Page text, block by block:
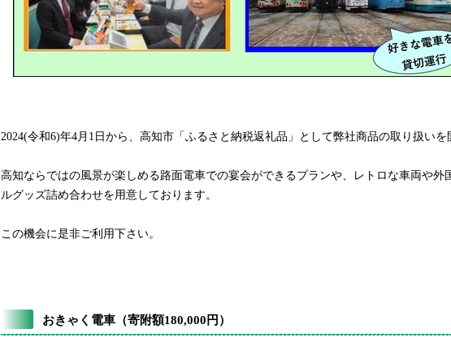
2024(令和6)年4月1日から、高知市「ふるさと納税返礼品」として弊社商品の取り扱いを
高知ならではの風景が楽しめる路面電車での宴会ができるプランや、レトロな車両や
ルグッズ詰め合わせを用意しております。
この機会に是非ご利用下さい。
おきゃく電車（寄附額180,000円）